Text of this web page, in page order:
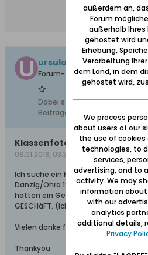
ursula491
Forum-Teilnehmer
Dabei seit:19.03.2012
Beiträge:
Klassenfotos 1910-1920
08.01.2013, 03:38
Ich suche ein KLASSENFOTO von
Danzig/Ohra 1910-20. Er wonte an
hatten ein Geschäft da. Vielleicht ist
GESCHäFT. (Ich weiß den Namem
Vielen danke für jede Hilfe
Thankyou
außerdem an,
Forum
außerhalb Ihres
gehostet wird
Erhebung,
Verarbeitung
dem Land, in dem
gehostet wird,
We process
about users of our
the use of
technologies, to
services,
advertising, and to
activity. We may
information about
with our
analytics
additional details,
Privacy